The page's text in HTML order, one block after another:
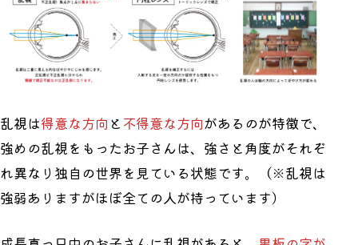
乱視は得意な方向 と 不得意な方向があるのが特徴で、
強めの乱視をもったお子さんは、強さと角度がそれぞ
れ異なり独自の世界を見ている状態です。（※乱視は
強弱ありますがほぼ全ての人が持っています）